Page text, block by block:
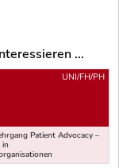
...
Patient Advocacy –
in
UNI/FH/PH